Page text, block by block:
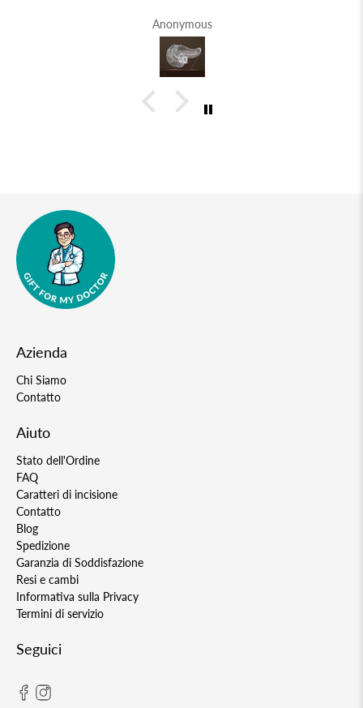
Anonymous
Azienda
Chi Siamo
Contatto
Aiuto
Stato dell'Ordine
FAQ
Caratteri di incisione
Contatto
Blog
Spedizione
Garanzia di Soddisfazione
Resi e cambi
Informativa sulla Privacy
Termini di servizio
Seguici